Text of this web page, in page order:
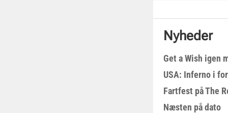
Nyheder
Get a Wish igen
USA: Inferno i
Fartfest på The
Næsten på dato